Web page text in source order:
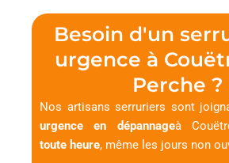
Besoin d'un
urgence à
Perche ?
Nos artisans serruriers sont
urgence en dépannageà
toute heure, même les jours non